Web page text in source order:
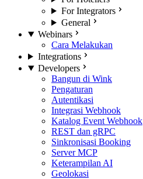
For Integrators
General
Webinars
Cara Melakukan
Integrations
Developers
Bangun di Wink
Pengaturan
Autentikasi
Integrasi Webhook
Katalog Event Webhook
REST dan gRPC
Sinkronisasi Booking
Server MCP
Keterampilan AI
Geolokasi